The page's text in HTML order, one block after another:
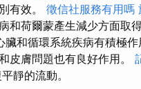
有效。 徵信社服務有用嗎
和荷爾蒙產生減少方面取
臟和循環系統疾病有積極
皮膚問題也有良好作用。
靜的流動。